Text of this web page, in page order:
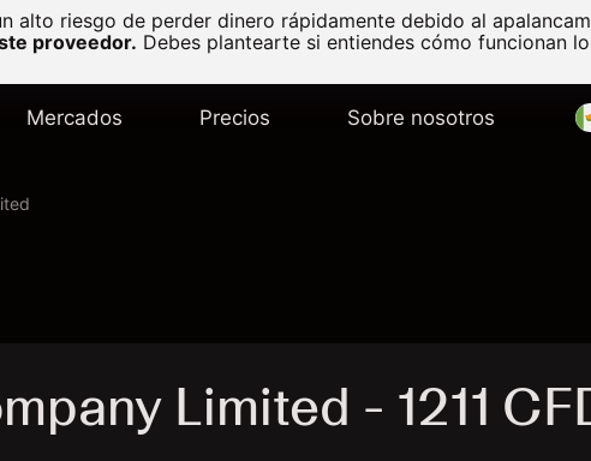
alto riesgo de perder dinero rápidamente debido al
proveedor. Debes plantearte si entiendes cómo funcionan
Mercados Precios Sobre nosotros
Limited - 1211